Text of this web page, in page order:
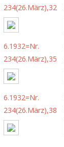
234(26.März),32
6.1932=Nr.
234(26.März),35
6.1932=Nr.
234(26.März),38